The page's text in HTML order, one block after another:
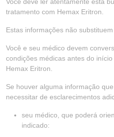
tratamento com Hemax Eritron.
Estas informações não
Você e seu médico devem
condições médicas antes do
Hemax Eritron.
Se houver alguma informação
necessitar de esclarecimentos
seu médico, que poderá
indicado: